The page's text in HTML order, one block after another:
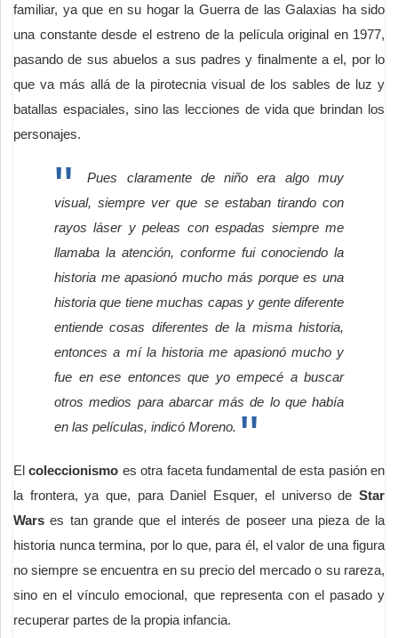
familiar, ya que en su hogar la Guerra de las Galaxias ha sido
una constante desde el estreno de la película original en 1977,
pasando de sus abuelos a sus padres y finalmente a el, por lo
que va más allá de la pirotecnia visual de los sables de luz y
batallas espaciales, sino las lecciones de vida que brindan los
personajes.
Pues claramente de niño era algo muy
visual, siempre ver que se estaban tirando con
rayos láser y peleas con espadas siempre me
llamaba la atención, conforme fui conociendo la
historia me apasionó mucho más porque es una
historia que tiene muchas capas y gente diferente
entiende cosas diferentes de la misma historia,
entonces a mí la historia me apasionó mucho y
fue en ese entonces que yo empecé a buscar
otros medios para abarcar más de lo que había
en las películas, indicó Moreno.
Elcoleccionismo es otra faceta fundamental de esta pasión en
la frontera, ya que, para Daniel Esquer, el universo de Star
Wars es tan grande que el interés de poseer una pieza de la
historia nunca termina, por lo que, para él, el valor de una figura
no siempre se encuentra en su precio del mercado o su rareza,
sino en el vínculo emocional, que representa con el pasado y
recuperar partes de la propia infancia.